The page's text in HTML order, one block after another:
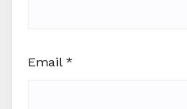
Email *